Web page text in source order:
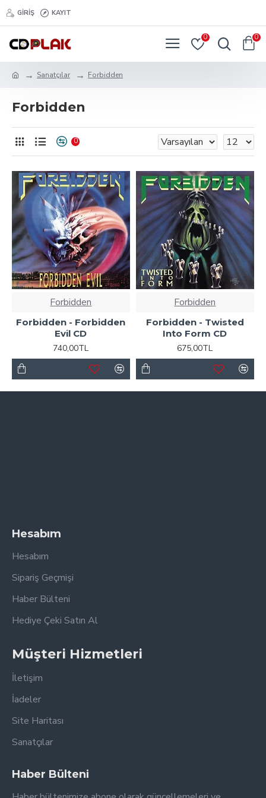
GIRIŞ KAYIT
0 0
Sanatçılar Forbidden
Forbidden
0
Forbidden
Forbidden - Forbidden
Evil CD
740,00TL
Forbidden
Forbidden - Twisted
Into Form CD
675,00TL
Hesabım
Hesabım
Sipariş Geçmişi
Haber Bülteni
Hediye Çeki Satın Al
Müşteri Hizmetleri
İletişim
İadeler
Site Haritası
Sanatçılar
Haber Bülteni